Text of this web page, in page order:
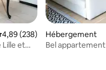
moyenne sur la
4,89 (238)
Lille et
Hébergement
Bel